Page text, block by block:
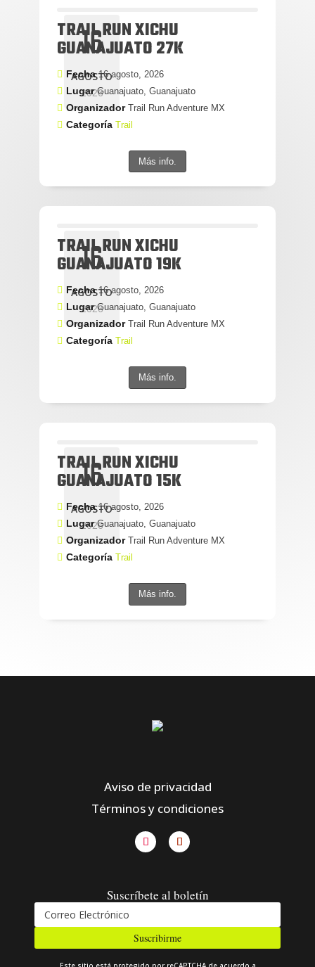
16
AGOSTO
2026
TRAIL RUN XICHU
GUANAJUATO 27K
Fecha16 agosto, 2026
LugarGuanajuato, Guanajuato
Organizador Trail Run Adventure MX
Categoría Trail
Más info.
16
AGOSTO
2026
TRAIL RUN XICHU
GUANAJUATO 19K
Fecha16 agosto, 2026
LugarGuanajuato, Guanajuato
Organizador Trail Run Adventure MX
Categoría Trail
Más info.
16
AGOSTO
2026
TRAIL RUN XICHU
GUANAJUATO 15K
Fecha16 agosto, 2026
LugarGuanajuato, Guanajuato
Organizador Trail Run Adventure MX
Categoría Trail
Más info.
Aviso de privacidad
Términos y condiciones
Suscríbete al boletín
Suscribirme